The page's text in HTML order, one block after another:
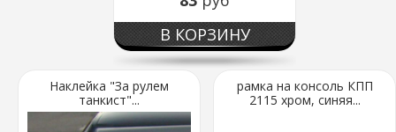
В КОРЗИНУ
Наклейка "За рулем
танкист"...
рамка на консоль КПП
2115 хром, синяя...